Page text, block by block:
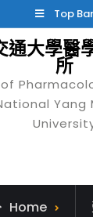
Top Bar
通大學醫
所
Yang
Home